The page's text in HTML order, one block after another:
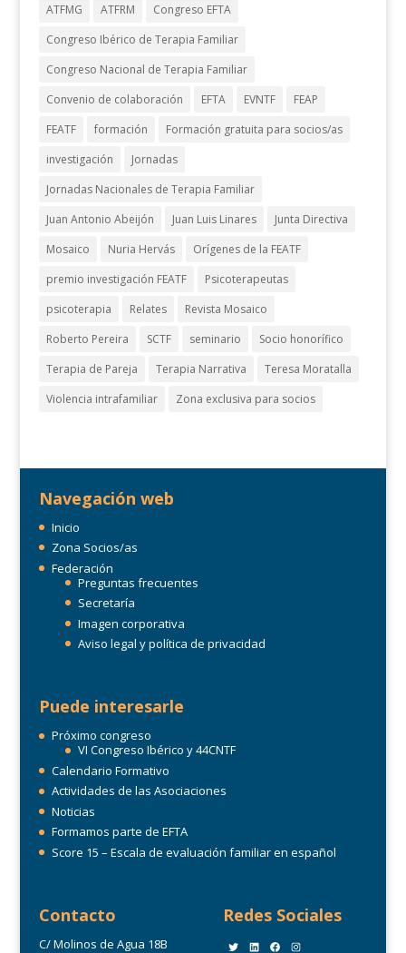
ATFMG
ATFRM
Congreso EFTA
Congreso Ibérico de Terapia Familiar
Congreso Nacional de Terapia Familiar
Convenio de colaboración
EFTA EVNTF
FEAP
FEATF
formación
Formación gratuita para socios/as
investigación
Jornadas
Jornadas Nacionales de Terapia Familiar
Juan Antonio Abeijón
Juan Luis Linares
Junta Directiva
Mosaico
Nuria Hervás
Orígenes de la FEATF
premio investigación FEATF
Psicoterapeutas
psicoterapia
Relates
Revista Mosaico
Roberto Pereira
SCTF seminario
Socio honorífico
Terapia de Pareja
Terapia Narrativa
Teresa Moratalla
Violencia intrafamiliar
Zona exclusiva para socios
Navegación web
Inicio
Zona Socios/as
Federación
Preguntas frecuentes
Secretaría
Imagen corporativa
Aviso legal y política de privacidad
Puede interesarle
Próximo congreso
VI Congreso Ibérico y 44CNTF
Calendario Formativo
Actividades de las Asociaciones
Noticias
Formamos parte de EFTA
Score 15 – Escala de evaluación familiar en español
Contacto
C/ Molinos de Agua 18B
Redes Sociales
TwitterLinkedInFacebookInstagram